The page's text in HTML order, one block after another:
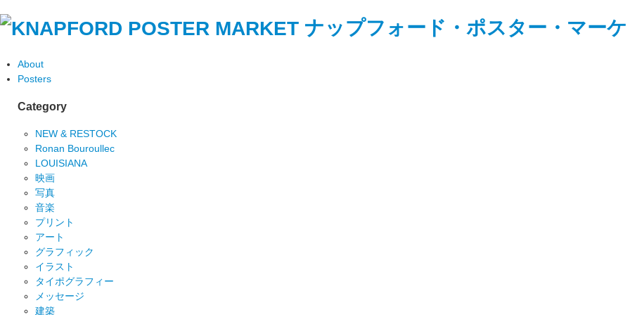
ナップフォード・ポスター・マー
About
Posters
Category
NEW & RESTOCK
Ronan Bouroullec
LOUISIANA
映画
写真
音楽
プリント
アート
グラフィック
イラスト
タイポグラフィー
メッセージ
建築